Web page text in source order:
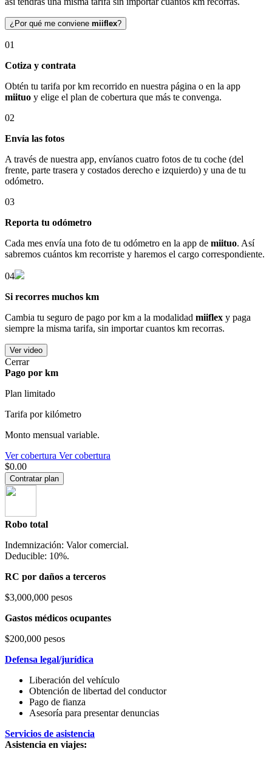
¿Por qué me conviene miiflex?
01
Cotiza y contrata
Obtén tu tarifa por km recorrido en nuestra página o en la app
miituo y elige el plan de cobertura que más te convenga.
02
Envía las fotos
A través de nuestra app, envíanos cuatro fotos de tu coche (del
frente, parte trasera y costados derecho e izquierdo) y una de tu
odómetro.
03
Reporta tu odómetro
Cada mes envía una foto de tu odómetro en la app de miituo. Así
sabremos cuántos km recorriste y haremos el cargo correspondiente.
04
Si recorres muchos km
Cambia tu seguro de pago por km a la modalidad miiflex y paga
siempre la misma tarifa, sin importar cuantos km recorras.
Ver video
Cerrar
Pago por km
Plan limitado
Tarifa por kilómetro
Monto mensual variable.
Ver cobertura Ver cobertura
$0.00
Contratar plan
Robo total
Indemnización: Valor comercial.
Deducible: 10%.
RC por daños a terceros
$3,000,000 pesos
Gastos médicos ocupantes
$200,000 pesos
Defensa legal/jurídica
Liberación del vehículo
Obtención de libertad del conductor
Pago de fianza
Asesoría para presentar denuncias
Servicios de asistencia
Asistencia en viajes: